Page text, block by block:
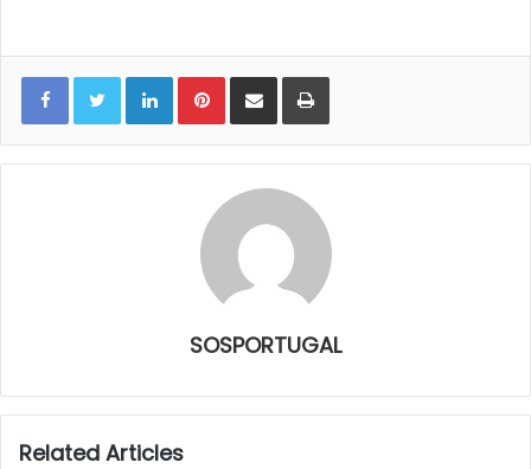
LinkedInPinterestShare via Email Print
SOSPORTUGAL
Related Articles